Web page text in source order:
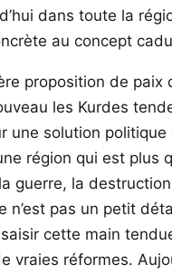
dans toute la
au concept
proposition de paix
les Kurdes
une solution
région qui est plus
guerre, la
n’est pas un petit
cette main
vraies réformes.